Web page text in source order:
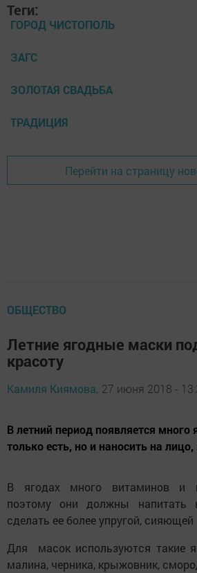
Теги:
ГОРОД ЧИСТОПОЛЬ
ЗАГС
ЗОЛОТАЯ СВАДЬБА
ТРАДИЦИЯ
Перейти на страницу
ОБЩЕСТВО
Летние ягодные маски
красоту
Камиля Киямова, 27 июня 2018 -
В летний период появляется
только есть, но и наносить на
В ягодах много витаминов и
поэтому они должны напитать
сделать ее более упругой, сияющей
Для масок используются такие
малина, черника, крыжовник,